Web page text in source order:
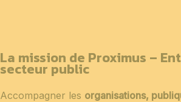
La mission de Proximus –
secteur public
Accompagner les organisations,